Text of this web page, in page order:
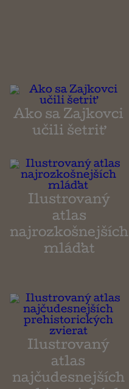
Ako sa Zajkovci
učili šetriť
Ilustrovaný
atlas
najrozkošnejších
mláďat
Ilustrovaný
atlas
najčudesnejších